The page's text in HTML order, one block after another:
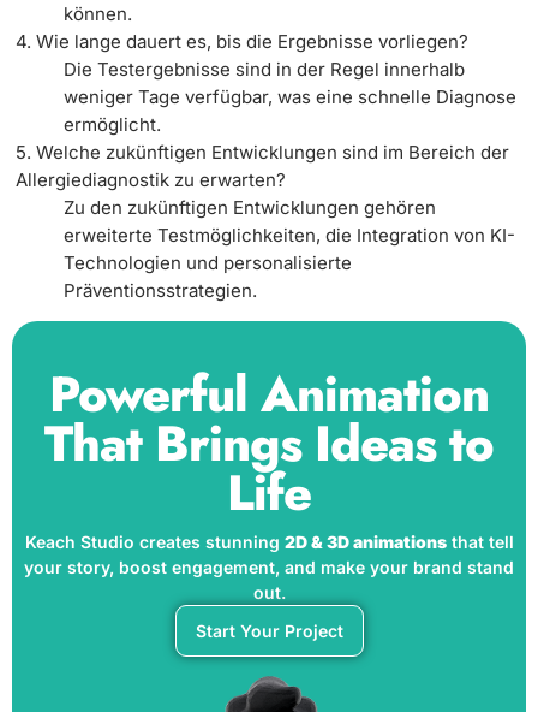
können.
4. Wie lange dauert es, bis die Ergebnisse vorliegen?
Die Testergebnisse sind in der Regel innerhalb
weniger Tage verfügbar, was eine schnelle Diagnose
ermöglicht.
5. Welche zukünftigen Entwicklungen sind im Bereich der
Allergiediagnostik zu erwarten?
Zu den zukünftigen Entwicklungen gehören
erweiterte Testmöglichkeiten, die Integration von KI-
Technologien und personalisierte
Präventionsstrategien.
Powerful Animation
That Brings Ideas to
Life
Keach Studio creates stunning 2D & 3D animationsthat tell
your story, boost engagement, and make your brand stand
out.
Start Your Project